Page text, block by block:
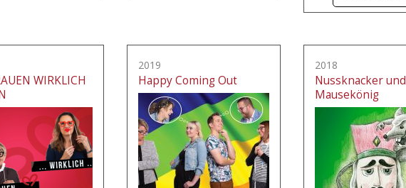
WIRKLICH
2019
Happy Coming Out
2018
Nussknacker und
Mausekönig